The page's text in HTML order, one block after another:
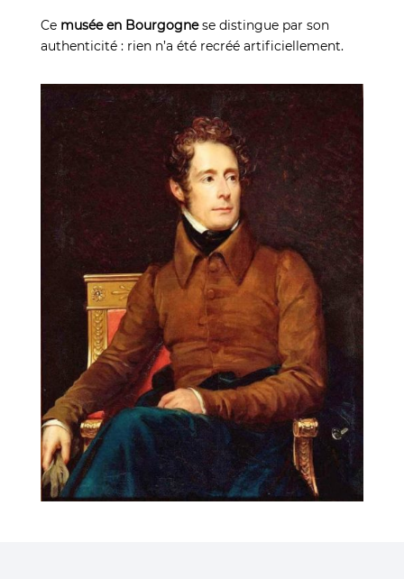
Ce musée en Bourgognese distingue par son
authenticité : rien n’a été recréé artificiellement.